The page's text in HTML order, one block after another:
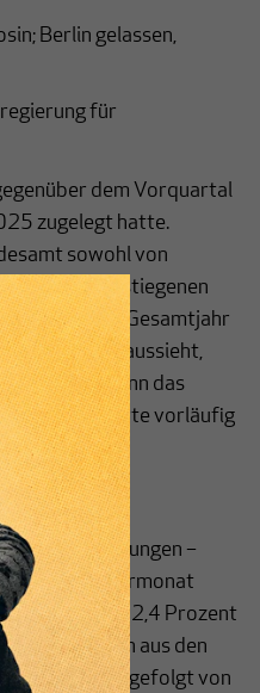
Berlin gelassen,
für
dem Vorquartal
zugelegt hatte.
sowohl von
von gestiegenen
für das Gesamtjahr
aussieht,
denn das
Quartalswerte vorläufig
–
dem Vormonat
Plus mit real 2,4 Prozent
kamen aus den
gefolgt von